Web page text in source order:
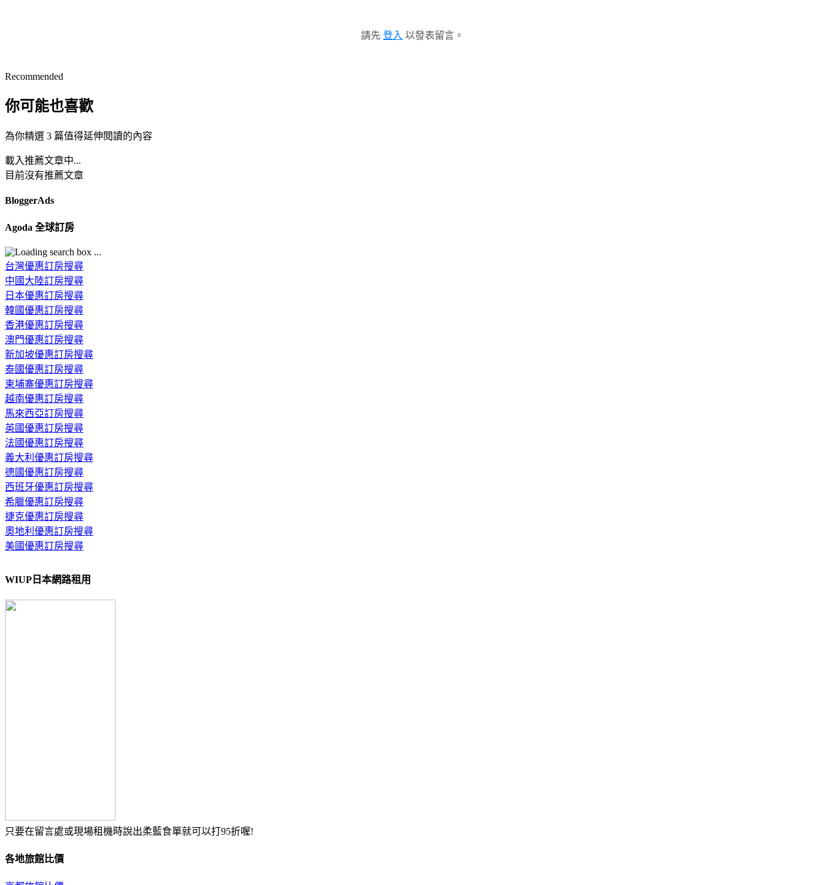
請先 登入 以發表留言。
Recommended
你可能也喜歡
為你精選 3 篇值得延伸閱讀的內容
載入推薦文章中...
目前沒有推薦文章
BloggerAds
Agoda 全球訂房
台灣優惠訂房搜尋
中國大陸訂房搜尋
日本優惠訂房搜尋
韓國優惠訂房搜尋
香港優惠訂房搜尋
澳門優惠訂房搜尋
新加坡優惠訂房搜尋
泰國優惠訂房搜尋
柬埔寨優惠訂房搜尋
越南優惠訂房搜尋
馬來西亞訂房搜尋
英國優惠訂房搜尋
法國優惠訂房搜尋
義大利優惠訂房搜尋
德國優惠訂房搜尋
西班牙優惠訂房搜尋
希臘優惠訂房搜尋
捷克優惠訂房搜尋
奧地利優惠訂房搜尋
美國優惠訂房搜尋
WIUP日本網路租用
只要在留言處或現場租機時說出柔藍食單就可以打95折喔!
各地旅館比價